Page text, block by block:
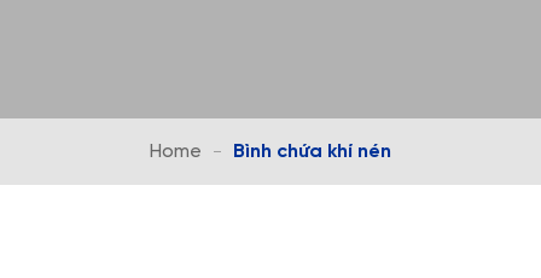
Home - Bình chứa khí nén